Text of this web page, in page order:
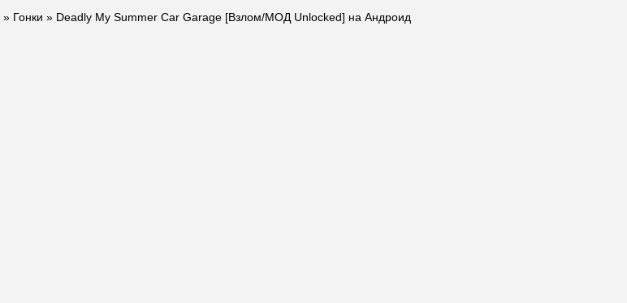
» Гонки » Deadly My Summer Car Garage [Взлом/МОД Unlocked] на Андроид